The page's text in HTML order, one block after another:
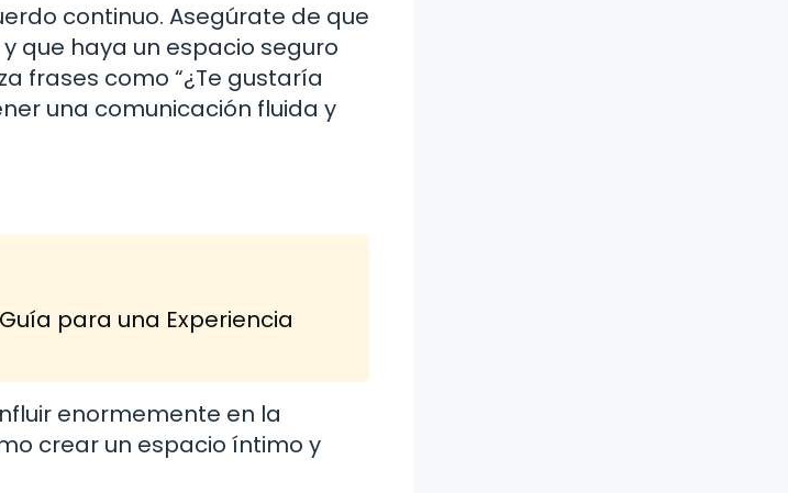
continuo. Asegúrate de que
que haya un espacio seguro
frases como “¿Te gustaría
una comunicación fluida y
para una Experiencia
enormemente en la
crear un espacio íntimo y